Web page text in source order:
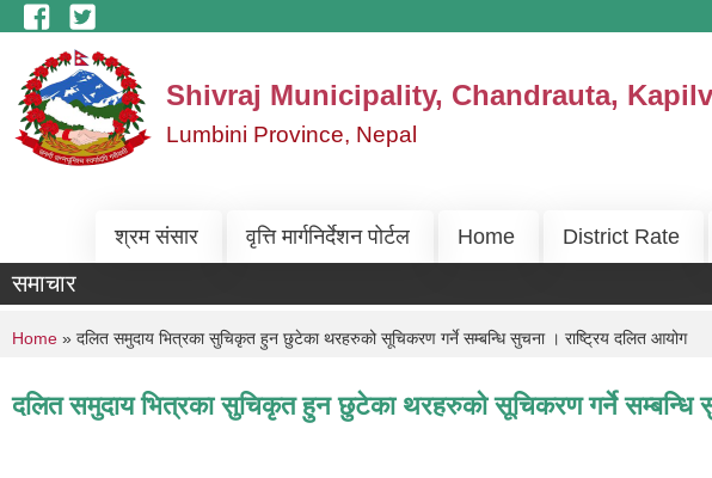
Skip to main content
Shivraj Municipality, Chandrauta,
Lumbini Province, Nepal
श्रम संसार वृत्ति मार्गनिर्देशन पोर्टल Home District Rate
समाचार
You are here
Home » दलित समुदाय भित्रका सुचिकृत हुन छुटेका थरहरुको सूचिकरण गर्ने सम्बन्धि सुचना । राष्ट्रिय दलित आयोग
दलित समुदाय भित्रका सुचिकृत हुन छुटेका थरहरुको सूचिकरण गर्ने सम्बन्धि